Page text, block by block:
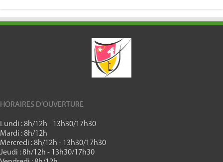
HORAIRES D’OUVERTURE
Lundi : 8h/12h - 13h30/17h30
Mardi : 8h/12h
Mercredi : 8h/12h - 13h30/17h30
Jeudi : 8h/12h - 13h30/17h30